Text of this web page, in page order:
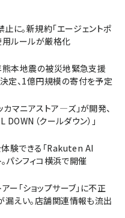
に。新規約「エージェントポ
用ルールが厳格化
熊本地震の被災地緊急支援
定、1億円規模の寄付を予定
マニアストア―ズ」が開発、
DOWN（クールダウン）」
験できる「Rakuten AI
パシフィコ横浜で開催
ー「ショップサーブ」に不正
漏えい。店舗関連情報も流出